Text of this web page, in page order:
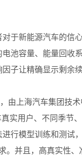
于新能源汽车的信心
池容量、能量回收
子让精确显示剩余
由上海汽车集团技
实用户、不同季节
行模型训练和测试
并且，高真实性、